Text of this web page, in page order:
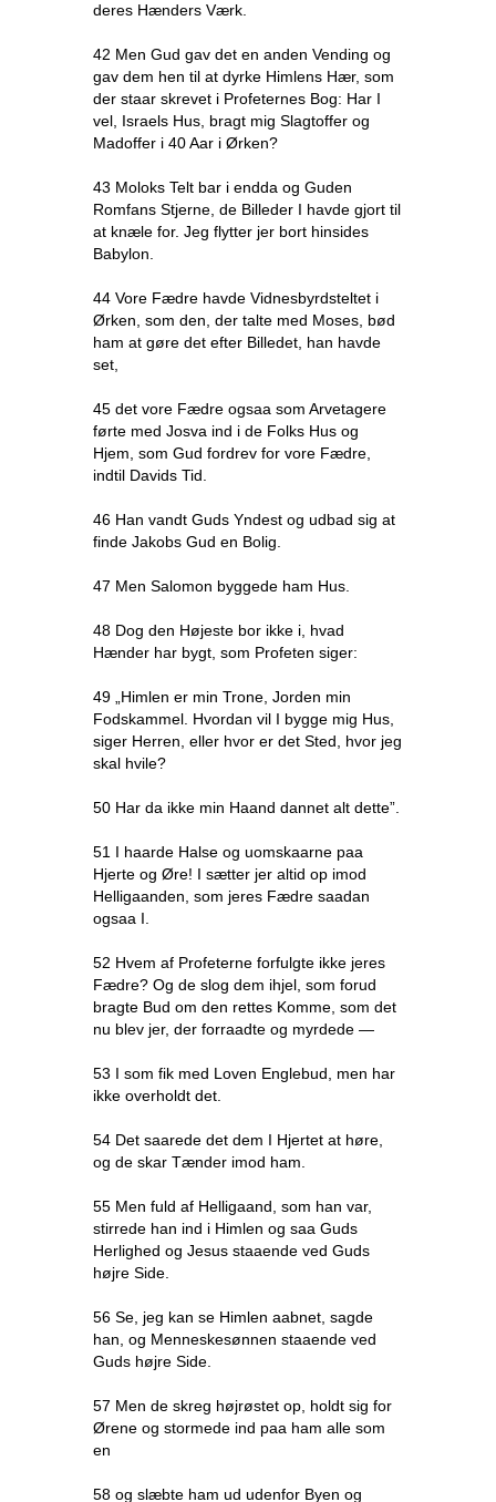
deres Hænders Værk.
42 Men Gud gav det en anden Vending og
gav dem hen til at dyrke Himlens Hær, som
der staar skrevet i Profeternes Bog: Har I
vel, Israels Hus, bragt mig Slagtoffer og
Madoffer i 40 Aar i Ørken?
43 Moloks Telt bar i endda og Guden
Romfans Stjerne, de Billeder I havde gjort til
at knæle for. Jeg flytter jer bort hinsides
Babylon.
44 Vore Fædre havde Vidnesbyrdsteltet i
Ørken, som den, der talte med Moses, bød
ham at gøre det efter Billedet, han havde
set,
45 det vore Fædre ogsaa som Arvetagere
førte med Josva ind i de Folks Hus og
Hjem, som Gud fordrev for vore Fædre,
indtil Davids Tid.
46 Han vandt Guds Yndest og udbad sig at
finde Jakobs Gud en Bolig.
47 Men Salomon byggede ham Hus.
48 Dog den Højeste bor ikke i, hvad
Hænder har bygt, som Profeten siger:
49 „Himlen er min Trone, Jorden min
Fodskammel. Hvordan vil I bygge mig Hus,
siger Herren, eller hvor er det Sted, hvor jeg
skal hvile?
50 Har da ikke min Haand dannet alt dette”.
51 I haarde Halse og uomskaarne paa
Hjerte og Øre! I sætter jer altid op imod
Helligaanden, som jeres Fædre saadan
ogsaa I.
52 Hvem af Profeterne forfulgte ikke jeres
Fædre? Og de slog dem ihjel, som forud
bragte Bud om den rettes Komme, som det
nu blev jer, der forraadte og myrdede —
53 I som fik med Loven Englebud, men har
ikke overholdt det.
54 Det saarede det dem I Hjertet at høre,
og de skar Tænder imod ham.
55 Men fuld af Helligaand, som han var,
stirrede han ind i Himlen og saa Guds
Herlighed og Jesus staaende ved Guds
højre Side.
56 Se, jeg kan se Himlen aabnet, sagde
han, og Menneskesønnen staaende ved
Guds højre Side.
57 Men de skreg højrøstet op, holdt sig for
Ørene og stormede ind paa ham alle som
en
58 og slæbte ham ud udenfor Byen og